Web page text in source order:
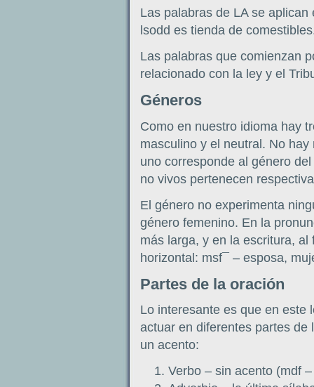
Las palabras de LA se
lsodd es tienda de
Las palabras que comienzan
relacionado con la ley y el
Géneros
Como en nuestro idioma hay
masculino y el neutral. No
uno corresponde al género
no vivos pertenecen
El género no experimenta
género femenino. En la
más larga, y en la escritura,
horizontal: msf¯ – esposa,
Partes de la oración
Lo interesante es que en este
actuar en diferentes partes de
un acento:
Verbo – sin acento (mdf